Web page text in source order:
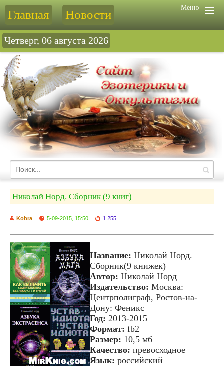
Меню
Главная Новости
Четверг, 06 августа 2026
Николай Норд. Сборник (9 книг)
Kobra 5-09-2015, 15:50 1 255
Название: Николай Норд.
Сборник(9 книжек)
Автор: Николай Норд
Издательство: Москва:
Центрполиграф, Ростов-на-
Дону: Феникс
Год: 2013-2015
Формат: fb2
Размер: 10,5 мб
Качество: превосходное
Язык: российский